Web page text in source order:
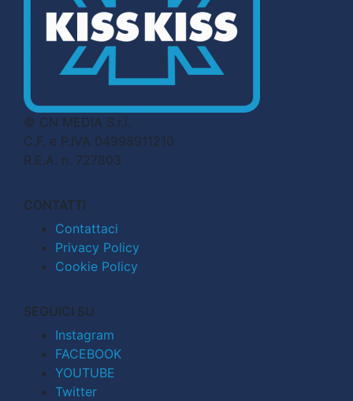
© CN MEDIA S.r.l.
C.F. e P.IVA 04998911210
R.E.A. n. 727803
CONTATTI
Contattaci
Privacy Policy
Cookie Policy
SEGUICI SU
Instagram
FACEBOOK
YOUTUBE
Twitter